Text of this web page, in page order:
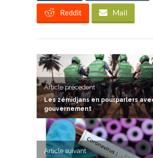
Reddit Mail
Article précedent
Les zémidjans en pourparlers
gouvernement
Article suivant